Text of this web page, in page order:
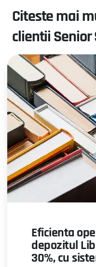
Citeste mai
clientii
Eficienta
depozitul
30%, cu